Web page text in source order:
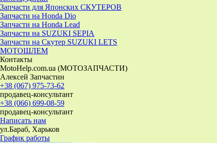
Запчасти для Японских СКУТЕРОВ
Запчасти на Honda Dio
Запчасти на Honda Lead
Запчасти на SUZUKI SEPIA
Запчасти на Скутер SUZUKI LETS
МОТОШЛЕМ
Контакты
MotoHelp.com.ua (МОТОЗАПЧАСТИ)
Алексей Запчастин
+38 (067) 975-73-62
продавец-консультант
+38 (066) 699-08-59
продавец-консультант
Написать нам
ул.Бараб, Харьков
График работы